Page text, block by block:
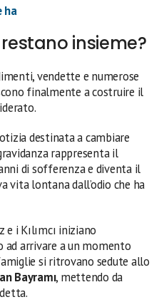
ha
insieme?
vendette e numerose
finalmente a costruire il
destinata a cambiare
rappresenta il
di sofferenza e diventa il
vita lontana dall’odio che ha
i Kılımcı iniziano
arrivare a un momento
si ritrovano sedute allo
Bayramı, mettendo da